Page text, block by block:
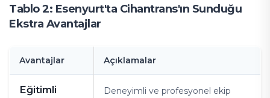
Tablo 2: Esenyurt'ta Cihantrans'ın Sunduğu
Ekstra Avantajlar
Avantajlar Açıklamalar
Eğitimli
Deneyimli ve profesyonel ekip